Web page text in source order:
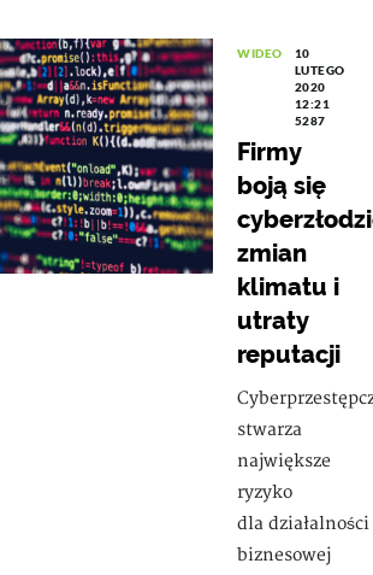
WIDEO
10
LUTEGO
2020
12:21
5287
Firmy
boją się
zmian
klimatu i
utraty
reputacji
stwarza
największe
ryzyko
dla działalności
biznesowej